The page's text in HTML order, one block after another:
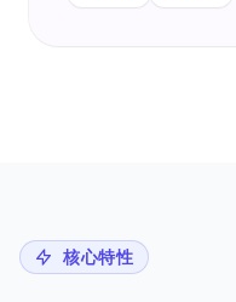
核心特性